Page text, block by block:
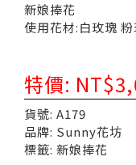
新娘捧花
使用花材:白玫瑰
特價:
貨號: A179
品牌: Sunny花坊
標籤: 新娘捧花